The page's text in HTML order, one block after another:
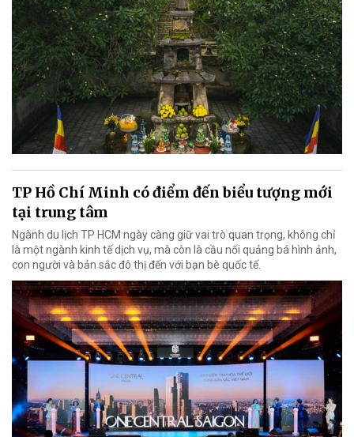
TP Hồ Chí Minh có điểm đến biểu tượng mới
tại trung tâm
Ngành du lịch TP HCM ngày càng giữ vai trò quan trọng, không chỉ
là một ngành kinh tế dịch vụ, mà còn là cầu nối quảng bá hình ảnh,
con người và bản sắc đô thị đến với bạn bè quốc tế.